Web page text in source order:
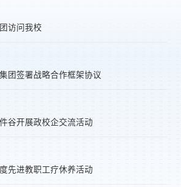
访问我校
团签署战略合作框架协议
谷开展政校企交流活动
先进教职工疗休养活动